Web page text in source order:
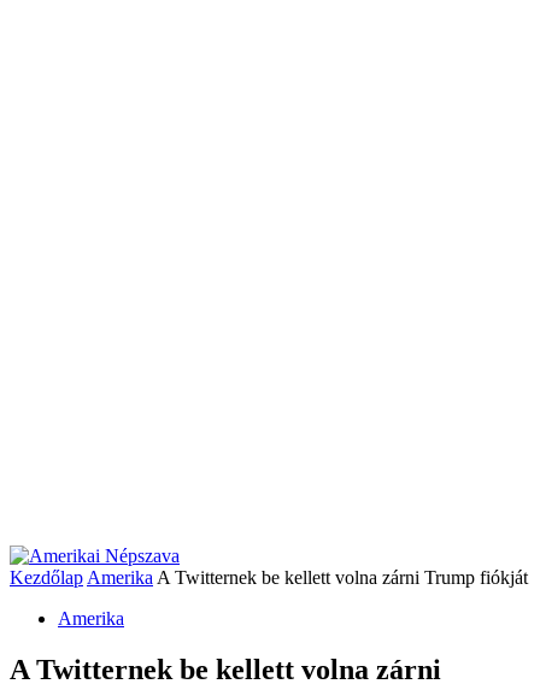
Kezdőlap Amerika A Twitternek be kellett volna zárni Trump fiókját
Amerika
A Twitternek be kellett volna zárni